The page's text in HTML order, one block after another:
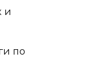
и
по